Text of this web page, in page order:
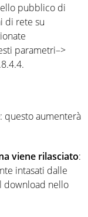
pubblico di
di rete su
parametri–>
: questo aumenterà
viene rilasciato:
intasati dalle
download nello